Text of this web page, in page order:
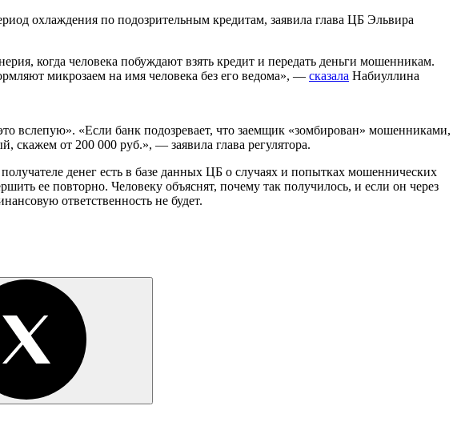
охлаждения по подозрительным кредитам, заявила глава ЦБ Эльвира
когда человека побуждают взять кредит и передать деньги мошенникам.
микрозаем на имя человека без его ведома», — сказала Набиуллина
вслепую». «Если банк подозревает, что заемщик «зомбирован» мошенниками,
скажем от 200 000 руб.», — заявила глава регулятора.
денег есть в базе данных ЦБ о случаях и попытках мошеннических
ее повторно. Человеку объяснят, почему так получилось, и если он через
ответственность не будет.